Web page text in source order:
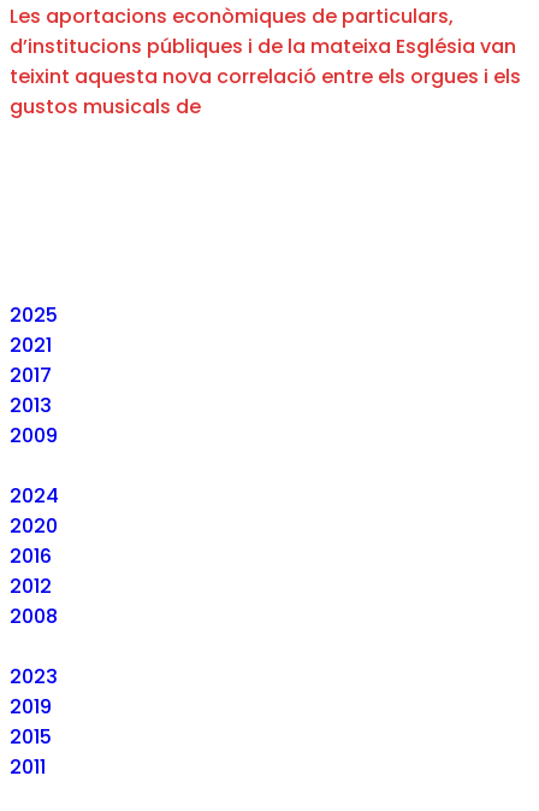
Les aportacions econòmiques de particulars,
d’institucions públiques i de la mateixa Església van
teixint aquesta nova correlació entre els orgues i els
gustos musicals de
2025
2021
2017
2013
2009
2024
2020
2016
2012
2008
2023
2019
2015
2011